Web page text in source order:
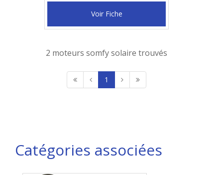
Voir Fiche
2 moteurs somfy solaire trouvés
1
Catégories associées